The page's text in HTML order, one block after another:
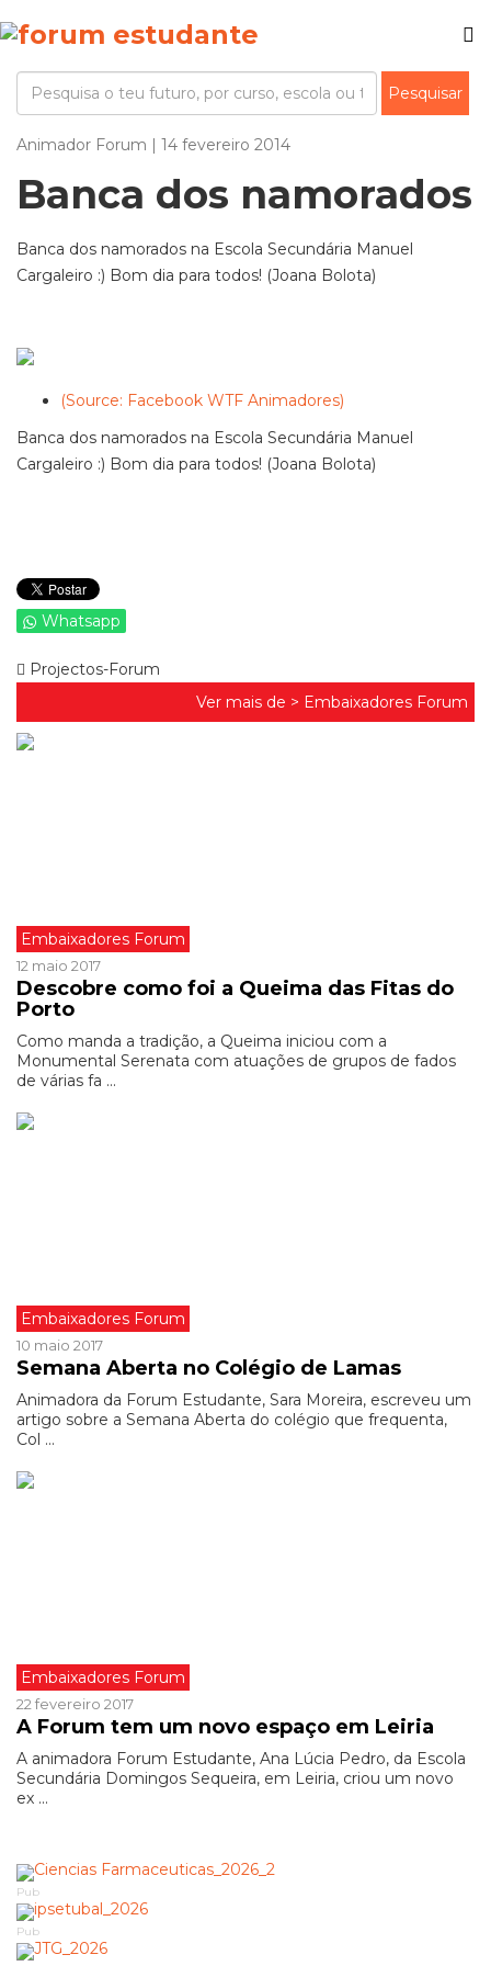
Animador Forum | 14 fevereiro 2014
Banca dos namorados
Banca dos namorados na Escola Secundária Manuel
Cargaleiro :) Bom dia para todos! (Joana Bolota)
(Source: Facebook WTF Animadores)
Banca dos namorados na Escola Secundária Manuel
Cargaleiro :) Bom dia para todos! (Joana Bolota)
Whatsapp
Projectos-Forum
Ver mais de > Embaixadores Forum
Embaixadores Forum
12 maio 2017
Descobre como foi a Queima das Fitas do
Porto
Como manda a tradição, a Queima iniciou com a
Monumental Serenata com atuações de grupos de fados
de várias fa ...
Embaixadores Forum
10 maio 2017
Semana Aberta no Colégio de Lamas
Animadora da Forum Estudante, Sara Moreira, escreveu um
artigo sobre a Semana Aberta do colégio que frequenta,
Col ...
Embaixadores Forum
22 fevereiro 2017
A Forum tem um novo espaço em Leiria
A animadora Forum Estudante, Ana Lúcia Pedro, da Escola
Secundária Domingos Sequeira, em Leiria, criou um novo
ex ...
Pub
Pub